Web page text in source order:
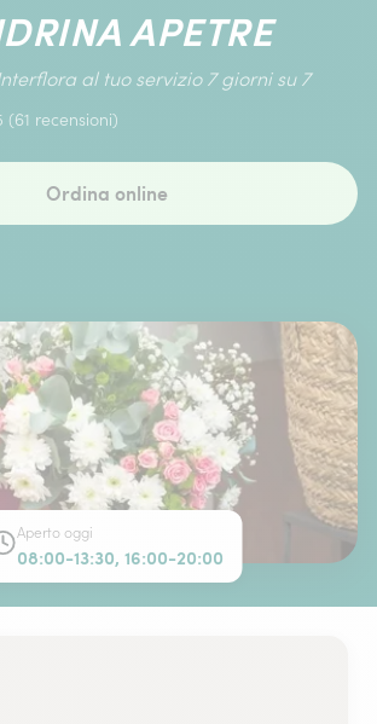
APETRE
al tuo servizio 7 giorni su 7
(61 recensioni)
Ordina online
Aperto oggi
08:00-13:30, 16:00-20:00